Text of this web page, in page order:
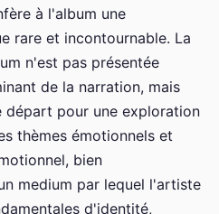
à l'album une
rare et incontournable. La
n'est pas présentée
de la narration, mais
pour une exploration
thèmes émotionnels et
bien
medium par lequel l'artiste
d'identité,